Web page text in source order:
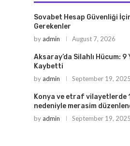
Sovabet Hesap Güvenliği
Gerekenler
byadmin August 7, 2026
Aksaray’da Silahlı Hücum: 9
Kaybetti
byadmin September 19, 2025
Konya ve etraf vilayetlerde
nedeniyle merasim
byadmin September 19, 2025